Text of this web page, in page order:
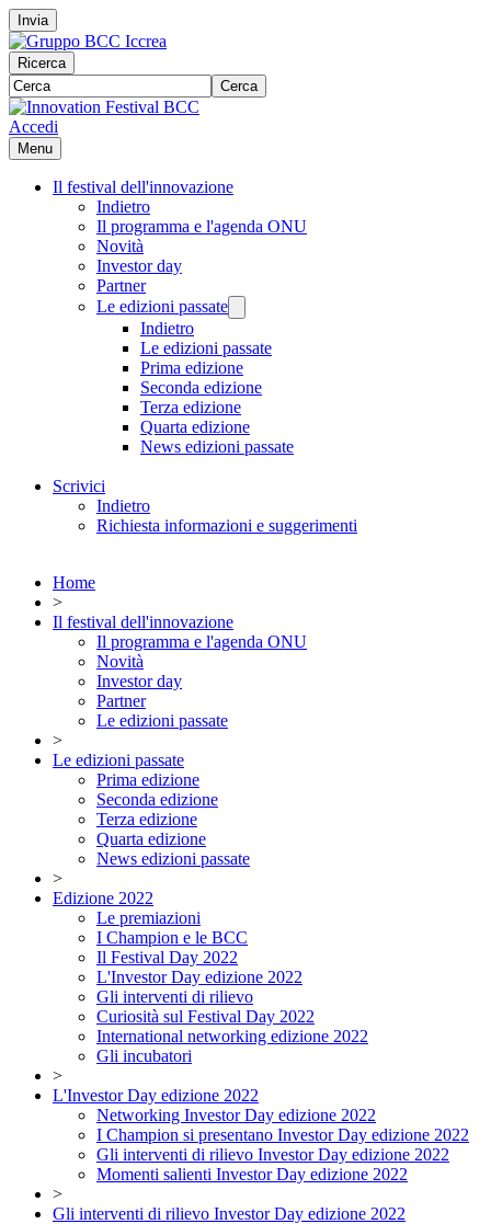
Invia
Ricerca
Cerca
Accedi
Menu
Il festival dell'innovazione
Indietro
Il programma e l'agenda ONU
Novità
Investor day
Partner
Le edizioni passate
Indietro
Le edizioni passate
Prima edizione
Seconda edizione
Terza edizione
Quarta edizione
News edizioni passate
Scrivici
Indietro
Richiesta informazioni e suggerimenti
Home
>
Il festival dell'innovazione
Il programma e l'agenda ONU
Novità
Investor day
Partner
Le edizioni passate
>
Le edizioni passate
Prima edizione
Seconda edizione
Terza edizione
Quarta edizione
News edizioni passate
>
Edizione 2022
Le premiazioni
I Champion e le BCC
Il Festival Day 2022
L'Investor Day edizione 2022
Gli interventi di rilievo
Curiosità sul Festival Day 2022
International networking edizione 2022
Gli incubatori
>
L'Investor Day edizione 2022
Networking Investor Day edizione 2022
I Champion si presentano Investor Day edizione 2022
Gli interventi di rilievo Investor Day edizione 2022
Momenti salienti Investor Day edizione 2022
>
Gli interventi di rilievo Investor Day edizione 2022